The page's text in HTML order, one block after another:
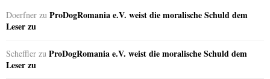
Doerfner zu ProDogRomania e.V. weist die moralische Schuld dem
Leser zu
Scheffler zu ProDogRomania e.V. weist die moralische Schuld dem
Leser zu